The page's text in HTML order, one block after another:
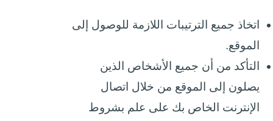
اتخاذ جميع الترتيبات اللازمة للوصول إلى
الموقع.
التأكد من أن جميع الأشخاص الذين
يصلون إلى الموقع من خلال اتصال
الإنترنت الخاص بك على علم بشروط